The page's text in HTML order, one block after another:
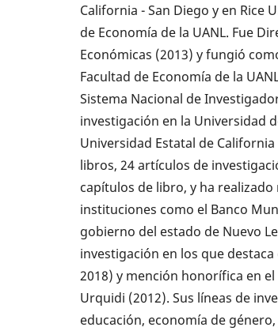
California - San Diego y en Rice
de Economía de la UANL. Fue
Económicas (2013) y fungió
Facultad de Economía de la
Sistema Nacional de
investigación en la Universidad
Universidad Estatal de
libros, 24 artículos de
capítulos de libro, y ha
instituciones como el Banco
gobierno del estado de Nuevo
investigación en los que
2018) y mención honorífica en
Urquidi (2012). Sus líneas de
educación, economía de